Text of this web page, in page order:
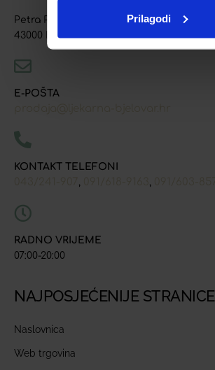
Prilagodi
Petra Preradovića 4
43000 Bjelovar
E-POŠTA
KONTAKT TELEFONI
RADNO VRIJEME
07:00-20:00
NAJPOSJEĆENIJE STRANICE
Naslovnica
Web trgovina